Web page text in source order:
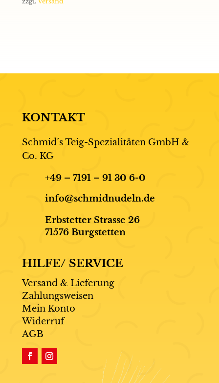
KONTAKT
Schmid´s Teig-Spezialitäten GmbH &
Co. KG
+49 – 7191 – 91 30 6-0
info@schmidnudeln.de
Erbstetter Strasse 26
71576 Burgstetten
HILFE/ SERVICE
Versand & Lieferung
Zahlungsweisen
Mein Konto
Widerruf
AGB